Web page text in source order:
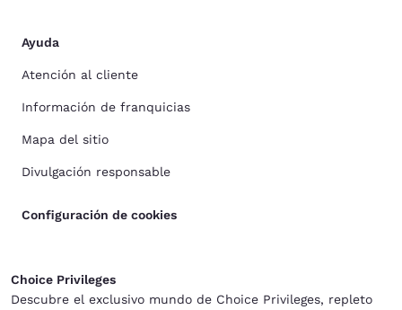
Ayuda
Atención al cliente
Información de franquicias
Mapa del sitio
Divulgación responsable
Configuración de cookies
Choice Privileges
Descubre el exclusivo mundo de Choice Privileges, repleto